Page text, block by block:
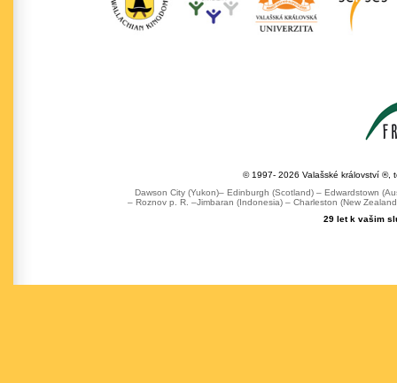
© 1997- 2026 Valašské království ®,
Dawson City (Yukon)– Edinburgh (Scotland) – Edwardstown
– Roznov p. R. –Jimbaran (Indonesia) – Charleston (New
29 let k vašim